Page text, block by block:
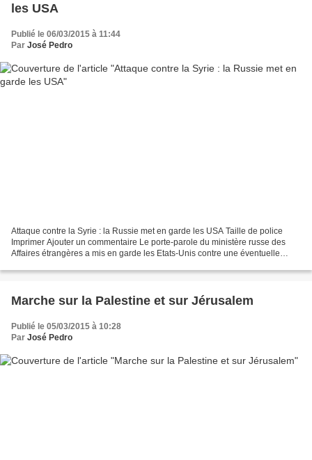
les USA
Publié le 06/03/2015 à 11:44
Par José Pedro
Attaque contre la Syrie : la Russie met en garde les USA Taille de police
Imprimer Ajouter un commentaire Le porte-parole du ministère russe des
Affaires étrangères a mis en garde les Etats-Unis contre une éventuelle
Marche sur la Palestine et sur Jérusalem
Publié le 05/03/2015 à 10:28
Par José Pedro